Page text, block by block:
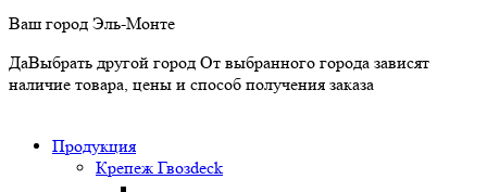
Ваш город Эль-Монте
ДаВыбрать другой город От выбранного города зависят
наличие товара, цены и способ получения заказа
Продукция
Крепеж Гвозdeck